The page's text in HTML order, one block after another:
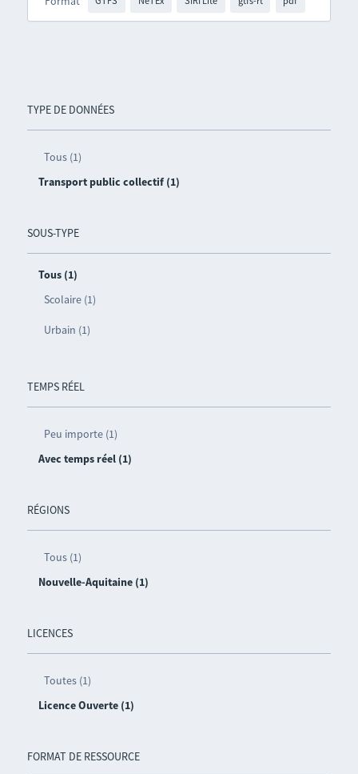
TYPE DE DONNÉES
Tous (1)
Transport public collectif (1)
SOUS-TYPE
Tous (1)
Scolaire (1)
Urbain (1)
TEMPS RÉEL
Peu importe (1)
Avec temps réel (1)
RÉGIONS
Tous (1)
Nouvelle-Aquitaine (1)
LICENCES
Toutes (1)
Licence Ouverte (1)
FORMAT DE RESSOURCE